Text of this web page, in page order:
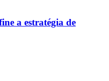
a estratégia de